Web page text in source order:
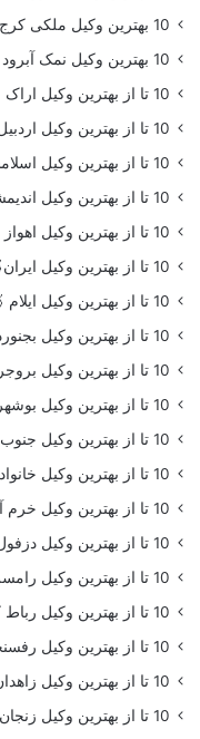
10 بهترین وکیل ملکی کرج 🥇【آپدیت جدید】⚖️
10 بهترین وکیل نمک آبرود 🥇【آپدیت جدید】⚖️
10 تا از بهترین وکیل اراک 🥇【آپدیت جدید】⚖️
10 تا از بهترین وکیل اردبیل 🥇【آپدیت جدید】
10 تا از بهترین وکیل اسلامشهر 🥇【آپدیت جدید】
10 تا از بهترین وکیل اندیمشک 🥇【آپدیت جدید】
10 تا از بهترین وکیل اهواز 🥇【آپدیت جدید】⚖️
10 تا از بهترین وکیل ایران🥇【آپدیت جدید】
10 تا از بهترین وکیل ایلام 🥇【آپدیت جدید】
10 تا از بهترین وکیل بجنورد 🥇【آپدیت جدید】
10 تا از بهترین وکیل بروجرد 🥇【آپدیت جدید】
10 تا از بهترین وکیل بوشهر 🥇【آپدیت جدید】
10 تا از بهترین وکیل جنوب تهران 🥇【آپدیت جدید】
10 تا از بهترین وکیل خانواده کرج 🥇【آپدیت جدید】⚖️
10 تا از بهترین وکیل خرم آباد 🥇【آپدیت جدید】
10 تا از بهترین وکیل دزفول 🥇【آپدیت جدید】
10 تا از بهترین وکیل رامسر 🥇【آپدیت جدید】
10 تا از بهترین وکیل رباط کریم 🥇【آپدیت جدید】
10 تا از بهترین وکیل رفسنجان 🥇【آپدیت جدید】
10 تا از بهترین وکیل زاهدان 🥇【آپدیت جدید】
10 تا از بهترین وکیل زنجان 🥇【آپدیت جدید】